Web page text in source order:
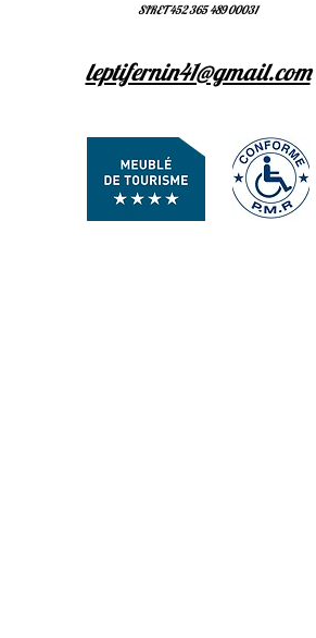
SIRET 452 365 489 00031
leptifernin41@gmail.com